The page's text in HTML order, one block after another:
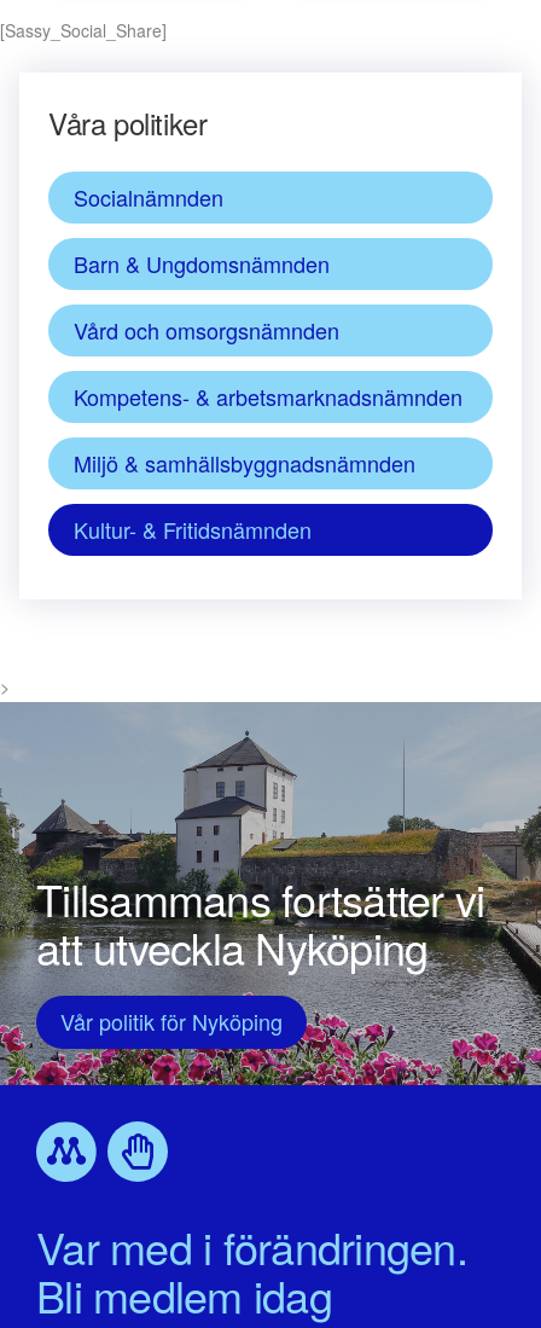
Våra politiker
Socialnämnden
Barn & Ungdomsnämnden
Vård och omsorgsnämnden
Kompetens- & arbetsmarknadsnämnden
Miljö & samhällsbyggnadsnämnden
Kultur- & Fritidsnämnden
[Sassy_Social_Share]
>
Tillsammans fortsätter vi
att utveckla Nyköping
Vår politik för Nyköping
Var med i förändringen.
Bli medlem idag